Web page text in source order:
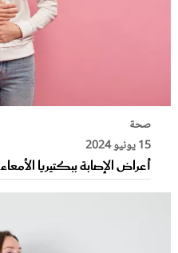
صحة
15 يونيو 2024
أعراض الإصابة ببكتيريا